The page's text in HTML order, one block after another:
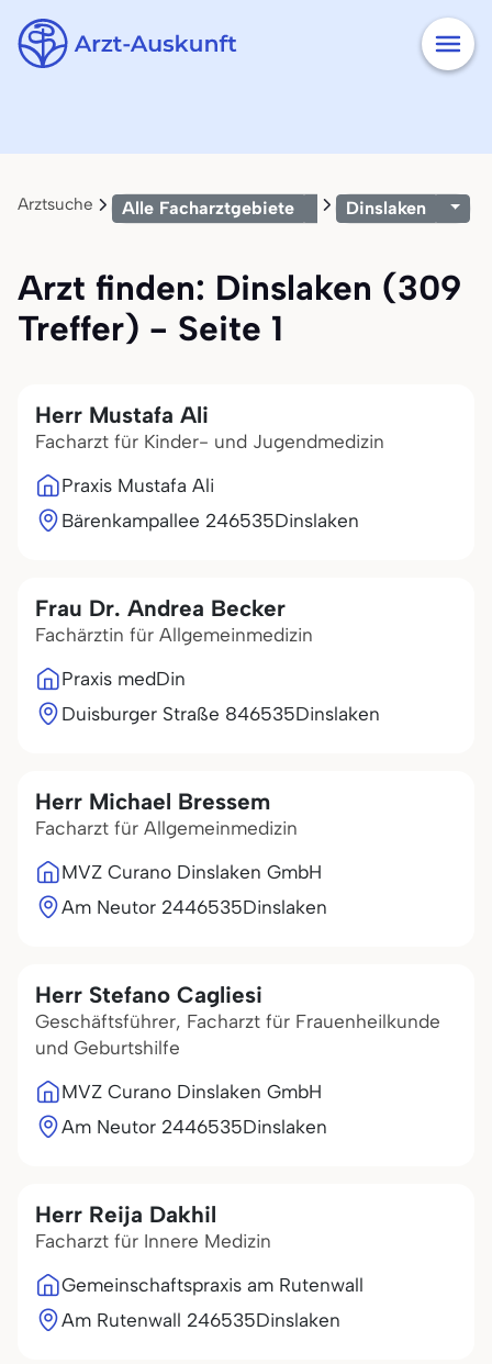
Arztsuche Alle Facharztgebiete Dinslaken
Arzt finden: Dinslaken (309
Treffer) - Seite 1
Herr Mustafa Ali
Facharzt für Kinder- und Jugendmedizin
Praxis Mustafa Ali
Bärenkampallee 246535Dinslaken
Frau Dr. Andrea Becker
Fachärztin für Allgemeinmedizin
Praxis medDin
Duisburger Straße 846535Dinslaken
Herr Michael Bressem
Facharzt für Allgemeinmedizin
MVZ Curano Dinslaken GmbH
Am Neutor 2446535Dinslaken
Herr Stefano Cagliesi
Geschäftsführer, Facharzt für Frauenheilkunde
und Geburtshilfe
MVZ Curano Dinslaken GmbH
Am Neutor 2446535Dinslaken
Herr Reija Dakhil
Facharzt für Innere Medizin
Gemeinschaftspraxis am Rutenwall
Am Rutenwall 246535Dinslaken